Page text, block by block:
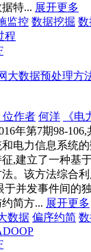
特... 展开更多
监控 数据挖掘 数
程
大数据预处理方
位作者 何洋 《电
年第7期98-106,
电力信息系统
,建立了一种基
。该方法综合利
于并发事件间的
简方... 展开更多
数据 偏序约简